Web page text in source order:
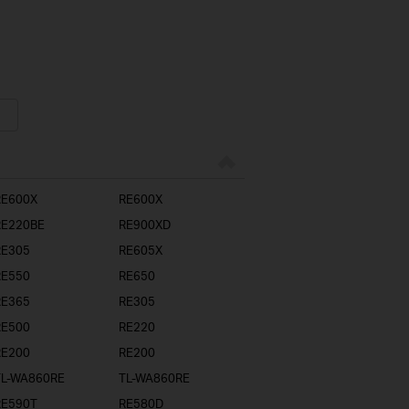
RE600X
RE900XD
RE605X
RE650
RE305
RE220
RE200
WA860RE
TL-WA860RE
RE580D